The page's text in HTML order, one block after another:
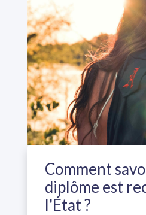
Comment
diplôme est
l'État ?